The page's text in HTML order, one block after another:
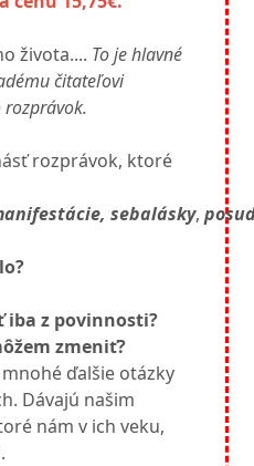
života.... To je hlavné
čitateľovi
rozprávok, ktoré
sebalásky,
iba z povinnosti?
zmeniť?
ďalšie otázky
Dávajú našim
nám v ich veku,